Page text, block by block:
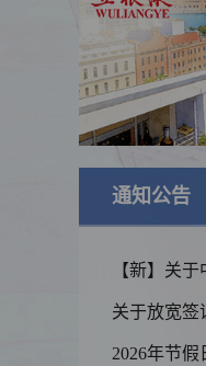
通知公告
【新】关
关于放宽签
2026年节假